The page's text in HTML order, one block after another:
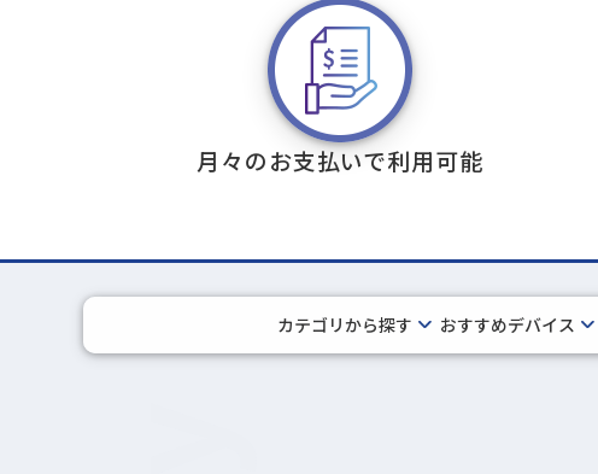
月々のお支払いで利用可能
カテゴリから探す おすすめデバイス